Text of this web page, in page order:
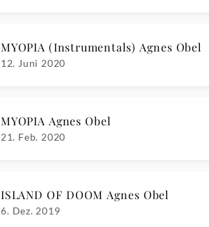
MYOPIA (Instrumentals) Agnes Obel
12. Juni 2020
MYOPIA Agnes Obel
21. Feb. 2020
ISLAND OF DOOM Agnes Obel
6. Dez. 2019